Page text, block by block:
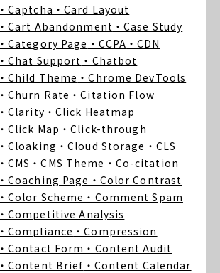
・Captcha ・Card Layout
・Cart Abandonment ・Case Study
・Category Page ・CCPA ・CDN
・Chat Support ・Chatbot
・Child Theme ・Chrome DevTools
・Churn Rate ・Citation Flow
・Clarity ・Click Heatmap
・Click Map ・Click-through
・Cloaking ・Cloud Storage ・CLS
・CMS ・CMS Theme ・Co-citation
・Coaching Page ・Color Contrast
・Color Scheme ・Comment Spam
・Competitive Analysis
・Compliance ・Compression
・Contact Form ・Content Audit
・Content Brief ・Content Calendar